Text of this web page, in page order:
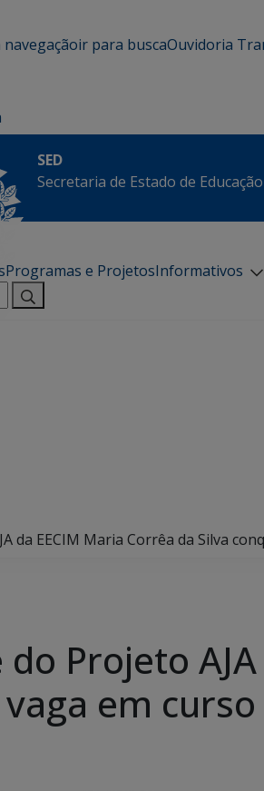
ir para buscaOuvidoria
SED
Secretaria de Estado de Educação
Programas e ProjetosInformativos
da EECIM Maria Corrêa da Silva
Projeto
em curso